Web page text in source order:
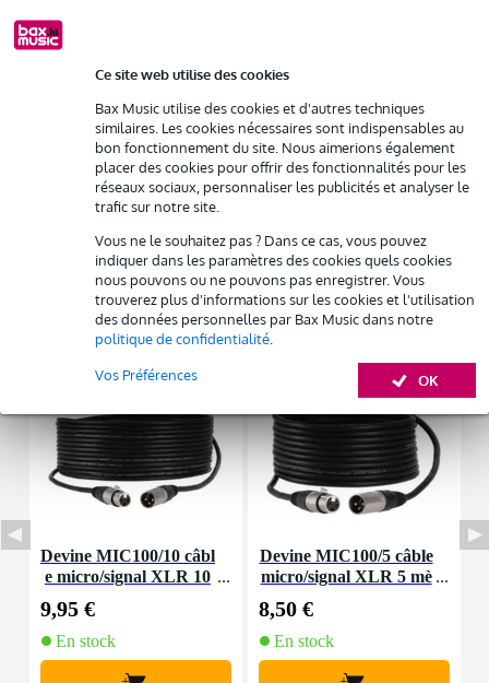
Ce site web utilise des cookies
Bax Music utilise des cookies et d'autres techniques
similaires. Les cookies nécessaires sont indispensables au
bon fonctionnement du site. Nous aimerions également
placer des cookies pour offrir des fonctionnalités pour les
réseaux sociaux, personnaliser les publicités et analyser le
trafic sur notre site.
Vous ne le souhaitez pas ? Dans ce cas, vous pouvez
indiquer dans les paramètres des cookies quels cookies
nous pouvons ou ne pouvons pas enregistrer. Vous
trouverez plus d'informations sur les cookies et l'utilisation
des données personnelles par Bax Music dans notre
politique de confidentialité
OK
Vos Préférences
Location de plusieurs produits à la fois : min. 300 € et max.
2 500 €
Livraison à domicilegratuite
Possibilité d'acheter votre/vos produit(s) à un tarif réduit
Remplacement rapide par Bax Music en cas de défectuosité
Louez ce produit
caisson de basses Presonus AIR18s
woofer : 18"
puissance : 1 200 W
Afficher toutes les caractéristiques du produit
Autres variantes (4)
Accessoires (7)
Devine MIC100/10 câbl
e micro/signal XLR 10
9,95 €
En stock
Devine MIC100/5 câble
micro/signal XLR 5 mè
8,50 €
En stock